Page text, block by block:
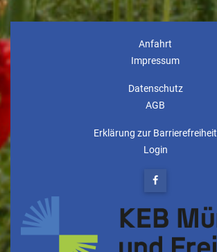
Anfahrt
Impressum
Datenschutz
AGB
Erklärung zur Barrierefreiheit
Login